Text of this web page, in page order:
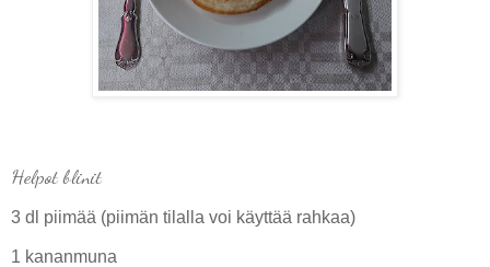
Helpot blinit
3 dl piimää (piimän tilalla voi käyttää rahkaa)
1 kananmuna